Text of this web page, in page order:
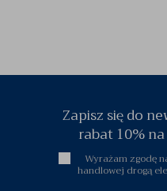
Zapisz się do
rabat 10%
Wyrażam zgodę
handlowej drogą